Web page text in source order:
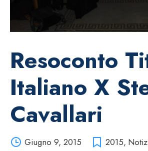
Resoconto
Italiano X
Cavallari
Giugno 9, 2015 2015,